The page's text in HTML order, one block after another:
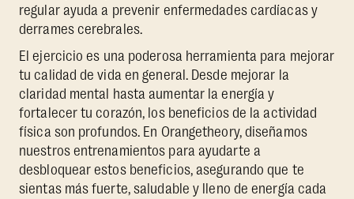
regular ayuda a prevenir enfermedades cardíacas y
derrames cerebrales.
El ejercicio es una poderosa herramienta para mejorar
tu calidad de vida en general. Desde mejorar la
claridad mental hasta aumentar la energía y
fortalecer tu corazón, los beneficios de la actividad
física son profundos. En Orangetheory, diseñamos
nuestros entrenamientos para ayudarte a
desbloquear estos beneficios, asegurando que te
sientas más fuerte, saludable y lleno de energía cada